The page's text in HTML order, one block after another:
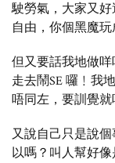
駛勞氣，大家又
自由，你個黑魔玩
但又要話我地做咩
走去鬧SE 囉﹗我
唔同左，要訓覺就
又說自己只是說
以嗎？叫人幫好